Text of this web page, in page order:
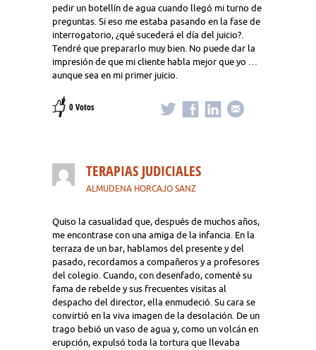
pedir un botellín de agua cuando llegó mi turno de
preguntas. Si eso me estaba pasando en la fase de
interrogatorio, ¿qué sucederá el día del juicio?.
Tendré que prepararlo muy bien. No puede dar la
impresión de que mi cliente habla mejor que yo …
aunque sea en mi primer juicio.
0 Votos
TERAPIAS JUDICIALES
ALMUDENA HORCAJO SANZ
Quiso la casualidad que, después de muchos años,
me encontrase con una amiga de la infancia. En la
terraza de un bar, hablamos del presente y del
pasado, recordamos a compañeros y a profesores
del colegio. Cuando, con desenfado, comenté su
fama de rebelde y sus frecuentes visitas al
despacho del director, ella enmudeció. Su cara se
convirtió en la viva imagen de la desolación. De un
trago bebió un vaso de agua y, como un volcán en
erupción, expulsó toda la tortura que llevaba